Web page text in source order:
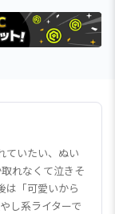
ていたい、ぬい
れなくて泣きそ
は「可愛いから
し系ライターで